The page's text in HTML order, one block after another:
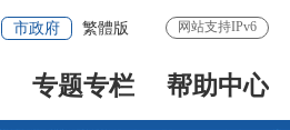
市政府 繁體版 网站支持IPv6
专题专栏 帮助中心